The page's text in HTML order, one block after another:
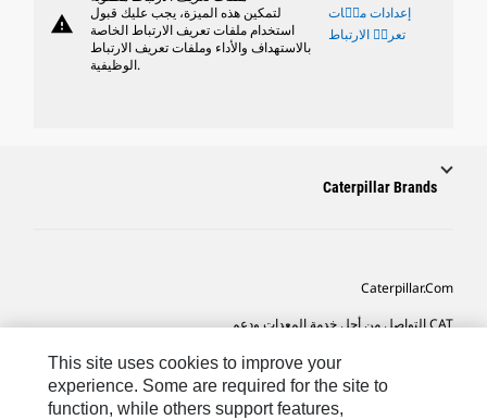
warning
لتمكين هذه الميزة، يجب عليك قبول
استخدام ملفات تعريف الارتباط الخاصة
بالاستهداف والأداء وملفات تعريف الارتباط
الوظيفية.
إعدادات ملٝات
تعريٝ الارتباط
Caterpillar Brands
Caterpillar.com
CAT التواصل من أجل خدمة المعدات ودعم
تفضيلات التسويق الخاصة بي
خريطة الموقع
This site uses cookies to improve your
experience. Some are required for the site to
function, while others support features,